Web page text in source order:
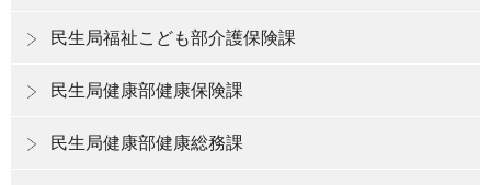
民生局福祉こども部介護保険課
民生局健康部健康保険課
民生局健康部健康総務課